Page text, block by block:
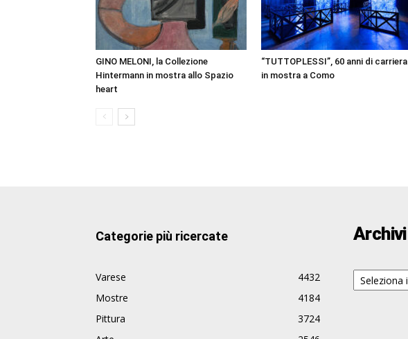
GINO MELONI, la Collezione
Hintermann in mostra allo Spazio
heart
“TUTTOPLESSI”, 60 anni di carriera
in mostra a Como
Categorie più ricercate
Varese
4432
Mostre
4184
Pittura
3724
Archivi
Archivi